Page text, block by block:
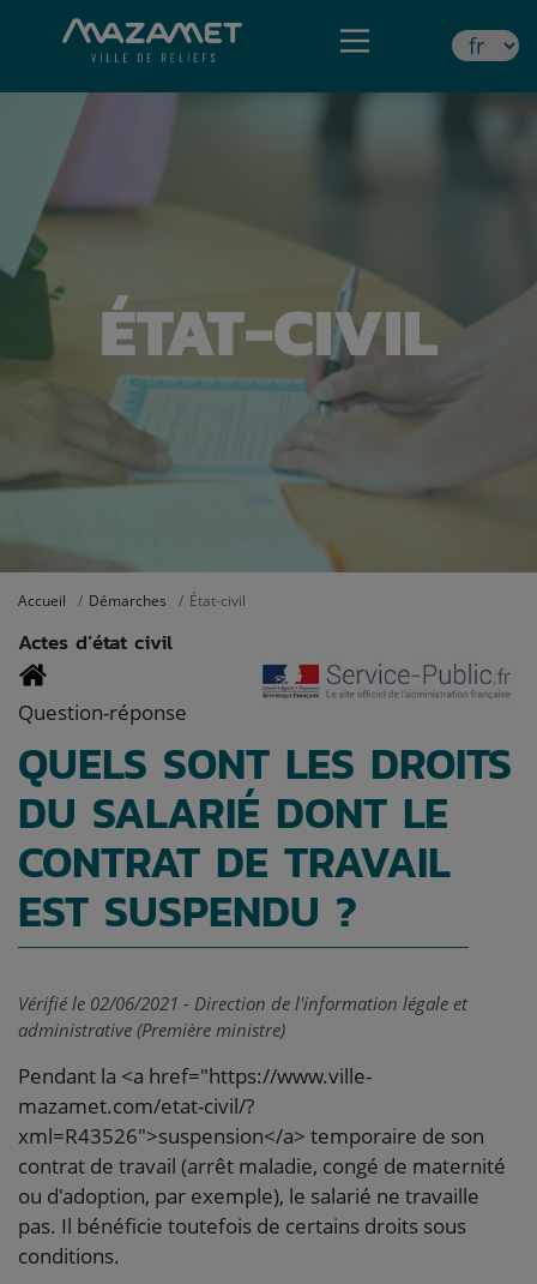
ÉTAT-CIVIL
Accueil Démarches État-civil
Actes d’état civil
Question-réponse
QUELS SONT LES DROITS
DU SALARIÉ DONT LE
CONTRAT DE TRAVAIL
EST SUSPENDU ?
Vérifié le 02/06/2021 - Direction de l'information légale et
administrative (Première ministre)
Pendant la <a href="https://www.ville-
mazamet.com/etat-civil/?
xml=R43526">suspension</a> temporaire de son
contrat de travail (arrêt maladie, congé de maternité
ou d'adoption, par exemple), le salarié ne travaille
pas. Il bénéficie toutefois de certains droits sous
conditions.